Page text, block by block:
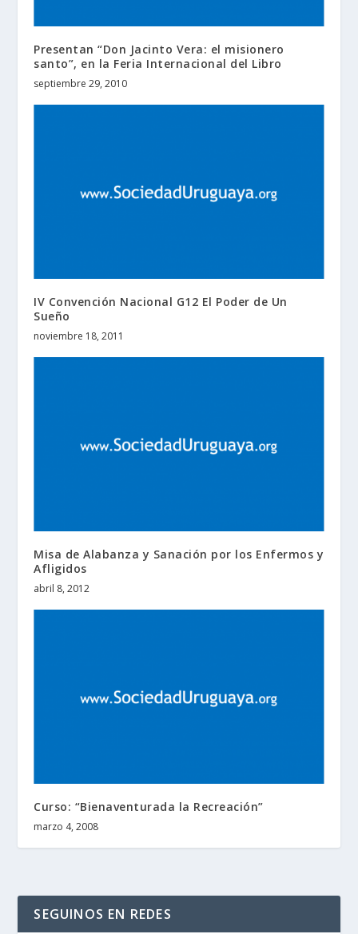
Presentan “Don Jacinto Vera: el misionero
santo”, en la Feria Internacional del Libro
septiembre 29, 2010
IV Convención Nacional G12 El Poder de Un
Sueño
noviembre 18, 2011
Misa de Alabanza y Sanación por los Enfermos y
Afligidos
abril 8, 2012
Curso: “Bienaventurada la Recreación”
marzo 4, 2008
SEGUINOS EN REDES